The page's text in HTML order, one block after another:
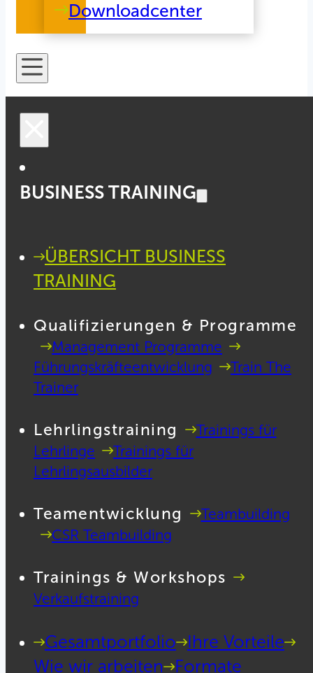
Downloadcenter
BUSINESS TRAINING
ÜBERSICHT BUSINESS
TRAINING
Qualifizierungen & Programme
Management Programme
Führungskräfteentwicklung
Train The
Trainer
Lehrlingstraining
Trainings für
Lehrlinge
Trainings für
Lehrlingsausbilder
Teamentwicklung
Teambuilding
CSR Teambuilding
Trainings & Workshops
Verkaufstraining
Gesamtportfolio
Ihre Vorteile
Wie wir arbeiten
Formate